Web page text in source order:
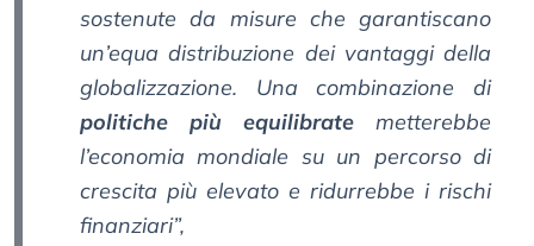
sostenute da misure che garantiscano
un’equa distribuzione dei vantaggi della
globalizzazione. Una combinazione di
politiche più equilibrate metterebbe
l’economia mondiale su un percorso di
crescita più elevato e ridurrebbe i rischi
finanziari”,